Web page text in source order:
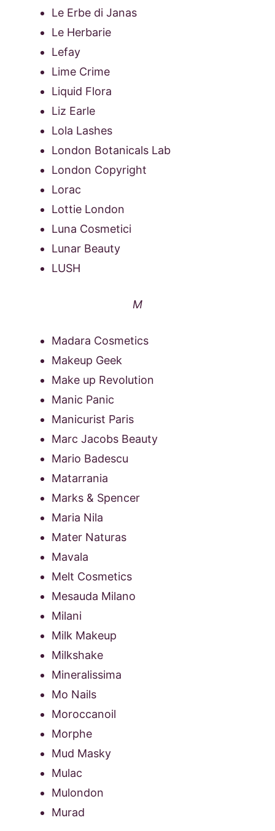
Le Erbe di Janas
Le Herbarie
Lefay
Lime Crime
Liquid Flora
Liz Earle
Lola Lashes
London Botanicals Lab
London Copyright
Lorac
Lottie London
Luna Cosmetici
Lunar Beauty
LUSH
M
Madara Cosmetics
Makeup Geek
Make up Revolution
Manic Panic
Manicurist Paris
Marc Jacobs Beauty
Mario Badescu
Matarrania
Marks & Spencer
Maria Nila
Mater Naturas
Mavala
Melt Cosmetics
Mesauda Milano
Milani
Milk Makeup
Milkshake
Mineralissima
Mo Nails
Moroccanoil
Morphe
Mud Masky
Mulac
Mulondon
Murad